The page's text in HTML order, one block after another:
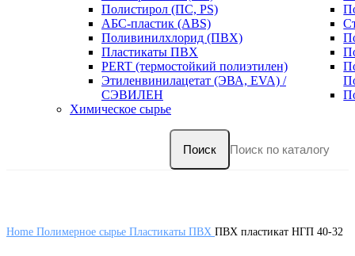
Полистирол (ПС, PS)
АБС-пластик (ABS)
Поливинилхлорид (ПВХ)
Пластикаты ПВХ
PERT (термостойкий полиэтилен)
Этиленвинилацетат (ЭВА, EVA) /
СЭВИЛЕН
Химическое сырье
Поиск
Home Полимерное сырье Пластикаты ПВХ ПВХ пластикат НГП 40-32